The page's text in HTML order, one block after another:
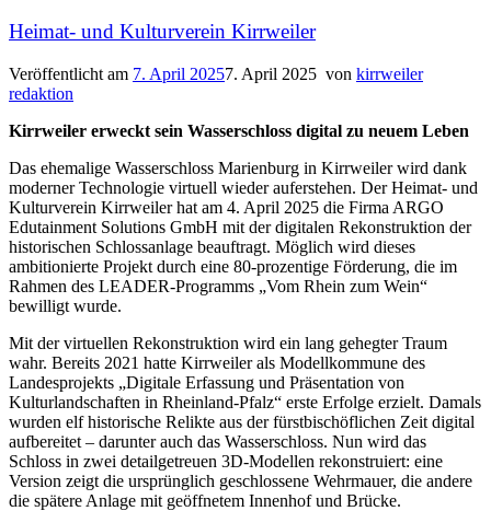
Heimat- und Kulturverein Kirrweiler
Veröffentlicht am 7. April 20257. April 2025 von kirrweiler
redaktion
Kirrweiler erweckt sein Wasserschloss digital zu neuem Leben
Das ehemalige Wasserschloss Marienburg in Kirrweiler wird dank
moderner Technologie virtuell wieder auferstehen. Der Heimat- und
Kulturverein Kirrweiler hat am 4. April 2025 die Firma ARGO
Edutainment Solutions GmbH mit der digitalen Rekonstruktion der
historischen Schlossanlage beauftragt. Möglich wird dieses
ambitionierte Projekt durch eine 80-prozentige Förderung, die im
Rahmen des LEADER-Programms „Vom Rhein zum Wein“
bewilligt wurde.
Mit der virtuellen Rekonstruktion wird ein lang gehegter Traum
wahr. Bereits 2021 hatte Kirrweiler als Modellkommune des
Landesprojekts „Digitale Erfassung und Präsentation von
Kulturlandschaften in Rheinland-Pfalz“ erste Erfolge erzielt. Damals
wurden elf historische Relikte aus der fürstbischöflichen Zeit digital
aufbereitet – darunter auch das Wasserschloss. Nun wird das
Schloss in zwei detailgetreuen 3D-Modellen rekonstruiert: eine
Version zeigt die ursprünglich geschlossene Wehrmauer, die andere
die spätere Anlage mit geöffnetem Innenhof und Brücke.